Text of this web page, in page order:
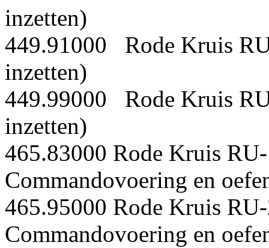
inzetten)
449.91000 Rode Kruis
inzetten)
449.99000 Rode Kruis
inzetten)
465.83000 Rode Kruis
Commandovoering en
465.95000 Rode Kruis
Commandovoering en